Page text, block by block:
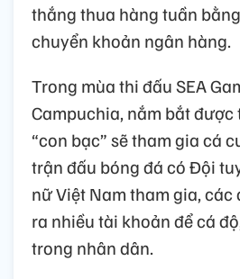
thắng thua hàng tuần
chuyển khoản ngân hàng.
Trong mùa thi đấu SEA
Campuchia, nắm bắt được
“con bạc” sẽ tham gia cá
trận đấu bóng đá có Đội
nữ Việt Nam tham gia,
ra nhiều tài khoản để cá
trong nhân dân.